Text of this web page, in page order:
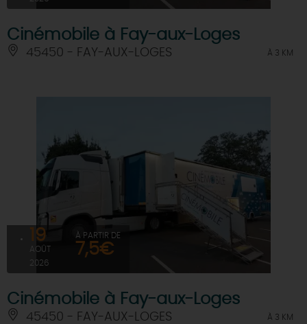
Cinémobile à Fay-aux-Loges
45450 - FAY-AUX-LOGES À 3 KM
19
AOÛT
2026
À PARTIR DE
7,5€
Cinémobile à Fay-aux-Loges
45450 - FAY-AUX-LOGES À 3 KM